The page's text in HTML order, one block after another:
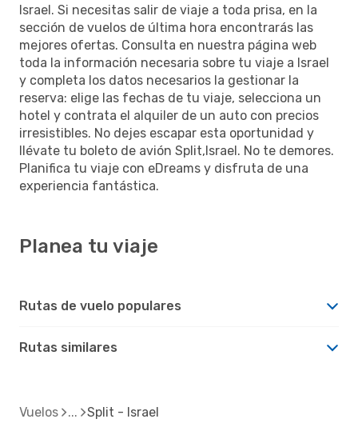
Israel. Si necesitas salir de viaje a toda prisa, en la
sección de vuelos de última hora encontrarás las
mejores ofertas. Consulta en nuestra página web
toda la información necesaria sobre tu viaje a Israel
y completa los datos necesarios la gestionar la
reserva: elige las fechas de tu viaje, selecciona un
hotel y contrata el alquiler de un auto con precios
irresistibles. No dejes escapar esta oportunidad y
llévate tu boleto de avión Split,Israel. No te demores.
Planifica tu viaje con eDreams y disfruta de una
experiencia fantástica.
Planea tu viaje
Rutas de vuelo populares
Rutas similares
Vuelos Split - Israel